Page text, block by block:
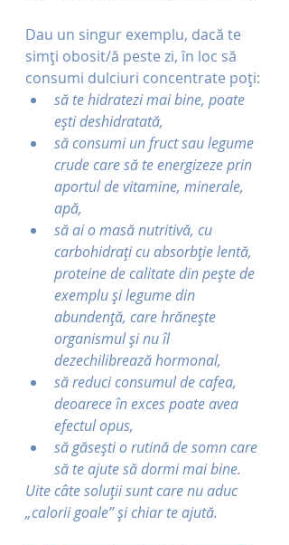
Dau un singur exemplu, dacă te
simți obosit/ă peste zi, în loc să
consumi dulciuri concentrate poți:
să te hidratezi mai bine, poate
ești deshidratată,
să consumi un fruct sau legume
crude care să te energizeze prin
aportul de vitamine, minerale,
apă,
să ai o masă nutritivă, cu
carbohidrați cu absorbție lentă,
proteine de calitate din pește de
exemplu și legume din
abundență, care hrănește
organismul și nu îl
dezechilibrează hormonal,
să reduci consumul de cafea,
deoarece în exces poate avea
efectul opus,
să găsești o rutină de somn care
să te ajute să dormi mai bine.
Uite câte soluții sunt care nu aduc
„calorii goale” și chiar te ajută.